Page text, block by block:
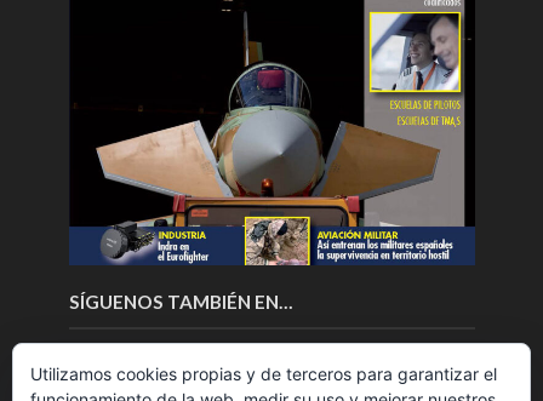
SÍGUENOS TAMBIÉN EN…
Utilizamos cookies propias y de terceros para garantizar el